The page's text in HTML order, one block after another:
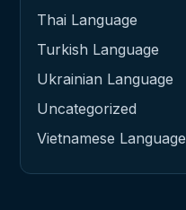
Thai Language
Turkish Language
Ukrainian Language
Uncategorized
Vietnamese Language